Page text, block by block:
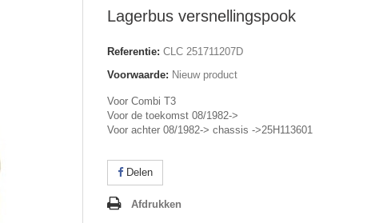
Lagerbus versnellingspook
Referentie: CLC 251711207D
Voorwaarde: Nieuw product
Voor Combi T3
Voor de toekomst 08/1982->
Voor achter 08/1982-> chassis ->25H113601
Delen
Afdrukken